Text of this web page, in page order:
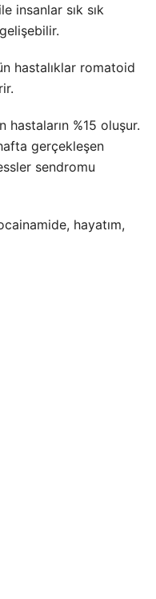
insanlar sık sık
hastalıklar romatoid
%15 oluşur.
gerçekleşen
sendromu
hayatım,